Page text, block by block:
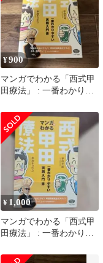
¥900
マンガでわかる「西式甲
田療法」 : 一番わかりや
¥ 1,000
マンガでわかる「西式甲
田療法」 : 一番わかりや